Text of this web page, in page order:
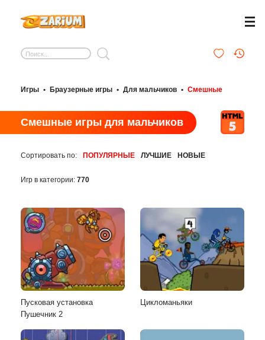
Игры • Браузерные игры • Для мальчиков • Смешные
Смешные игры для мальчиков
Сортировать по: ПОПУЛЯРНЫЕ ЛУЧШИЕ НОВЫЕ
Игр в категории: 770
Пусковая установка
Пушечник 2
Цикломаньяки